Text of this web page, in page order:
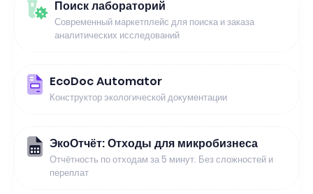
Поиск лабораторий
Современный маркетплейс для поиска и заказа
аналитических исследований
EcoDoc Automator
Конструктор экологической документации
ЭкоОтчёт: Отходы для микробизнеса
Отчётность по отходам за 5 минут. Без сложностей и
переплат